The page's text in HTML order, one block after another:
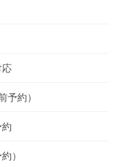
予約）
）